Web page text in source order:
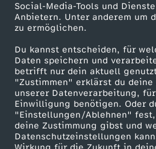
Social-Media-Tools und
Anbietern. Unter anderem um
zu ermöglichen.
Du kannst entscheiden, für
Daten speichern und
betrifft nur dein aktuell
"Zustimmen" erklärst du deine
unserer Datenverarbeitung,
Einwilligung benötigen. Oder
"Einstellungen/Ablehnen"
deine Zustimmung gibst und
Datenschutzeinstellungen
e
r
u
n
g
Karriere
ZDF goes Schule
Werbefernsehen
Mainzelmännchen